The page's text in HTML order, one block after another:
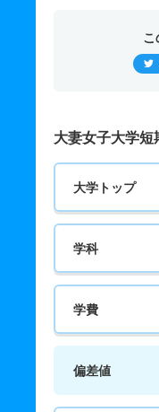
こ
大妻女子大学短
大学トップ
学科
学費
偏差値